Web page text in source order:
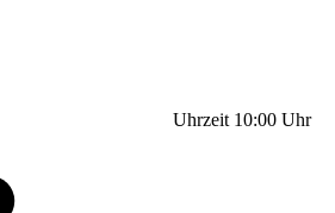
Uhrzeit 10:00 Uhr